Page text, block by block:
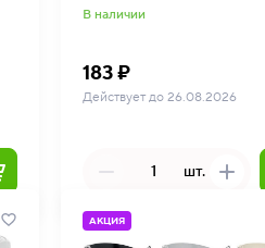
В наличии
183 ₽
Действует до 26.08.2026
шт.
АКЦИЯ